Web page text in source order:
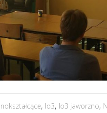
, lo3, lo3 jaworzno,